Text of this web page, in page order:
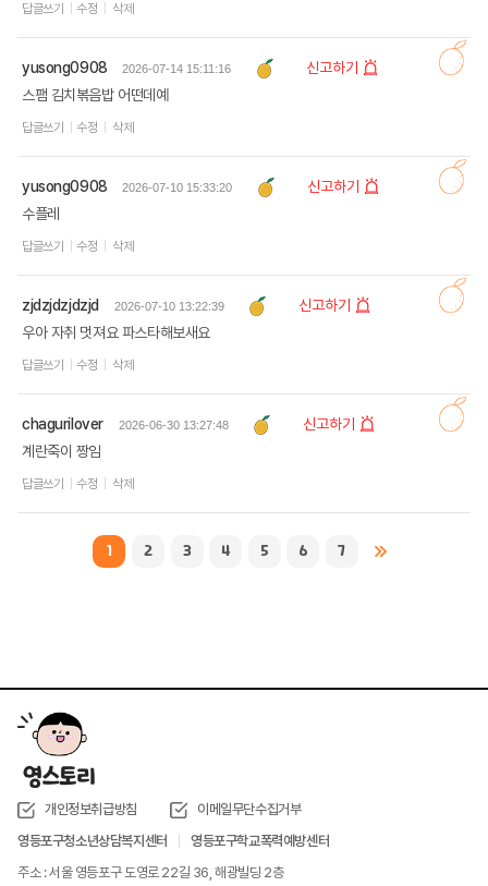
답글쓰기 수정 삭제
yusong0908 2026-07-14 15:11:16
신고하기
스팸 김치볶음밥 어떤데예
답글쓰기 수정 삭제
yusong0908 2026-07-10 15:33:20
신고하기
수플레
답글쓰기 수정 삭제
zjdzjdzjdzjd 2026-07-10 13:22:39
신고하기
우아 자취 멋져요 파스타해보새요
답글쓰기 수정 삭제
chagurilover 2026-06-30 13:27:48
신고하기
계란죽이 짱임
답글쓰기 수정 삭제
1 2 3 4 5 6 7
개인정보취급방침
이메일무단수집거부
영등포구청소년상담복지센터
영등포구학교폭력예방센터
주소 : 서울 영등포구 도영로 22길 36, 해광빌딩 2층